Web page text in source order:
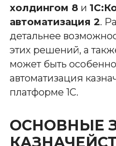
холдингом 8 и
автоматизация 2.
детальнее
этих решений, а
может быть
автоматизация
платформе 1С.
ОСНОВНЫЕ